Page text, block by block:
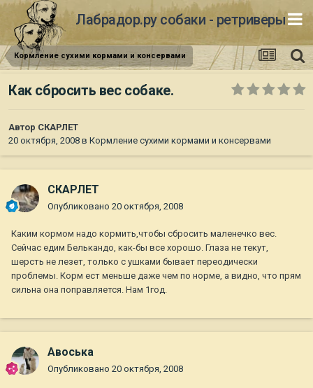
Лабрадор.ру собаки - ретриверы
Кормление сухими кормами и консервами
Как сбросить вес собаке.
Автор СКАРЛЕТ
20 октября, 2008 в Кормление сухими кормами и консервами
СКАРЛЕТ
Опубликовано 20 октября, 2008
Каким кормом надо кормить,чтобы сбросить маленечко вес.
Сейчас едим Белькандо, как-бы все хорошо. Глаза не текут,
шерсть не лезет, только с ушками бывает переодически
проблемы. Корм ест меньше даже чем по норме, а видно, что прям
сильна она поправляется. Нам 1год.
Авоська
Опубликовано 20 октября, 2008